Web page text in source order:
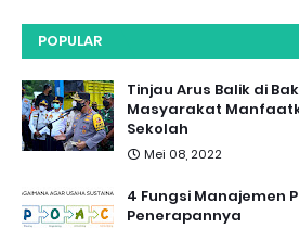
POPULAR
Tinjau Arus Balik di
Masyarakat
Sekolah
Mei 08, 2022
4 Fungsi Manajemen
Penerapannya